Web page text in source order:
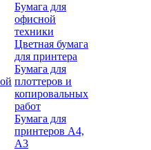
Бумага для
офисной
техники
Цветная бумага
для принтера
Бумага для
плоттеров и
копировальных
работ
Бумага для
принтеров А4,
А3